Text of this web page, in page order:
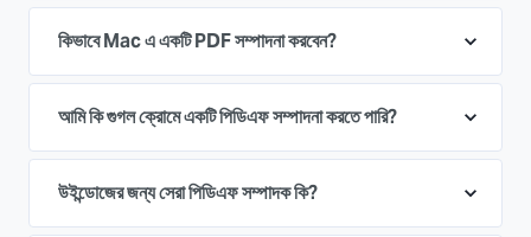
কিভাবে Mac এ একটি PDF সম্পাদনা করবেন?
আমি কি গুগল ক্রোমে একটি পিডিএফ সম্পাদনা করতে পারি?
উইন্ডোজের জন্য সেরা পিডিএফ সম্পাদক কি?